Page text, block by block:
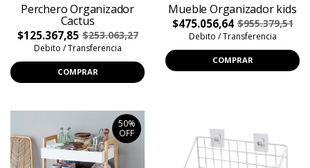
Perchero Organizador
Cactus
$125.367,85 $253.063,27
Debito / Transferencia
COMPRAR
Mueble Organizador kids
$475.056,64 $955.379,51
Debito / Transferencia
COMPRAR
50%
OFF